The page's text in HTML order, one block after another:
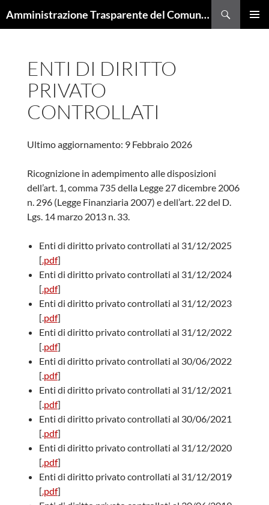
Amministrazione Trasparente del Comune di Trieste
ENTI DI DIRITTO
PRIVATO
CONTROLLATI
Ultimo aggiornamento: 9 Febbraio 2026
Ricognizione in adempimento alle disposizioni
dell’art. 1, comma 735 della Legge 27 dicembre 2006
n. 296 (Legge Finanziaria 2007) e dell’art. 22 del D.
Lgs. 14 marzo 2013 n. 33.
Enti di diritto privato controllati al 31/12/2025
[.pdf]
Enti di diritto privato controllati al 31/12/2024
[.pdf]
Enti di diritto privato controllati al 31/12/2023
[.pdf]
Enti di diritto privato controllati al 31/12/2022
[.pdf]
Enti di diritto privato controllati al 30/06/2022
[.pdf]
Enti di diritto privato controllati al 31/12/2021
[.pdf]
Enti di diritto privato controllati al 30/06/2021
[.pdf]
Enti di diritto privato controllati al 31/12/2020
[.pdf]
Enti di diritto privato controllati al 31/12/2019
[.pdf]